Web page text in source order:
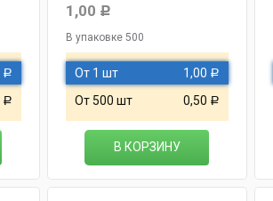
Р
Р
1,00 Р
В упаковке 500
От 1 шт 1,00 Р
От 500 шт 0,50 Р
В КОРЗИНУ